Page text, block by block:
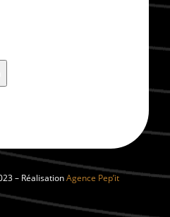
– RéalisationAgence Pep’it